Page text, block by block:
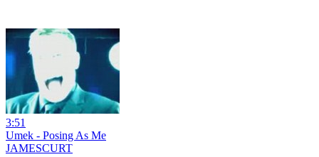
3:51
Umek - Posing As Me
JAMESCURT